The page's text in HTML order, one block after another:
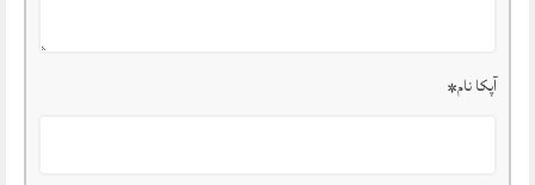
آپکا نام*